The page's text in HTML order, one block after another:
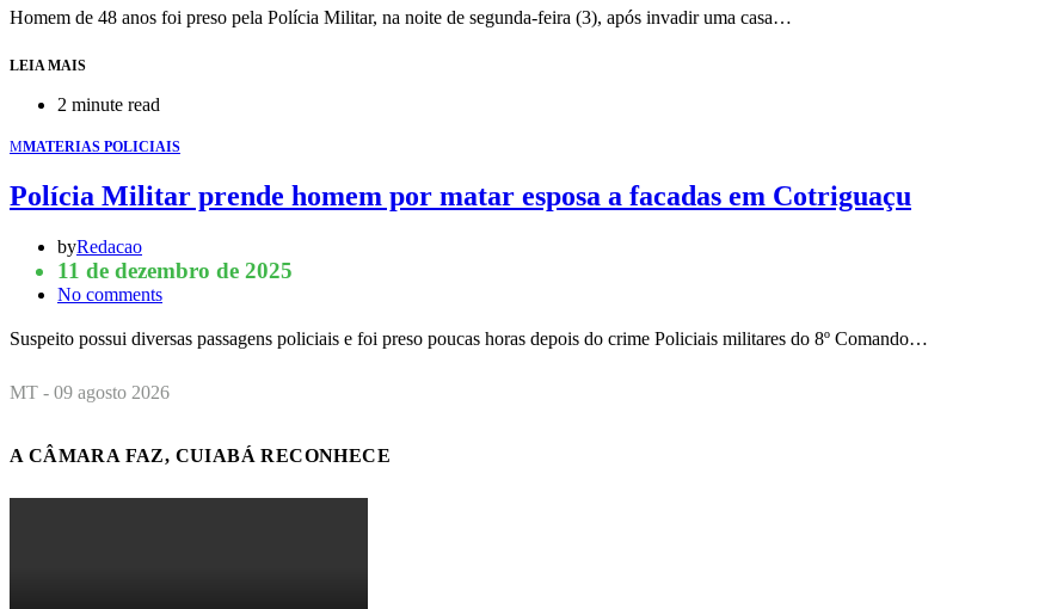
Homem de 48 anos foi preso pela Polícia Militar, na noite de segunda-feira (3), após invadir uma casa…
LEIA MAIS
2 minute read
MMATERIAS POLICIAIS
Polícia Militar prende homem por matar esposa a facadas em Cotriguaçu
byRedacao
11 de dezembro de 2025
No comments
Suspeito possui diversas passagens policiais e foi preso poucas horas depois do crime Policiais militares do 8º Comando…
MT - 09 agosto 2026
A CÂMARA FAZ, CUIABÁ RECONHECE